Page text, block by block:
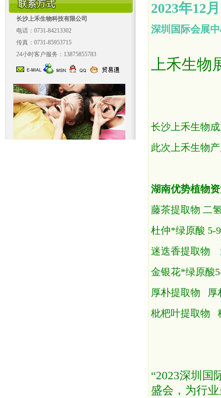
长沙上禾生物科技有限公司
电话：0731-84213302
传真：0731-85953715
24小时客户服务：13875855783
2023年12
深圳国际会展
上禾生物
长沙上禾生物
此次上禾生物
湖南优势植物
藤茶提取物 二
杜仲*绿原酸 5-
迷迭香提取物
金银花*绿原酸
厚朴提取物 厚
枇杷叶提取物
“2023深圳国
盛会，为行